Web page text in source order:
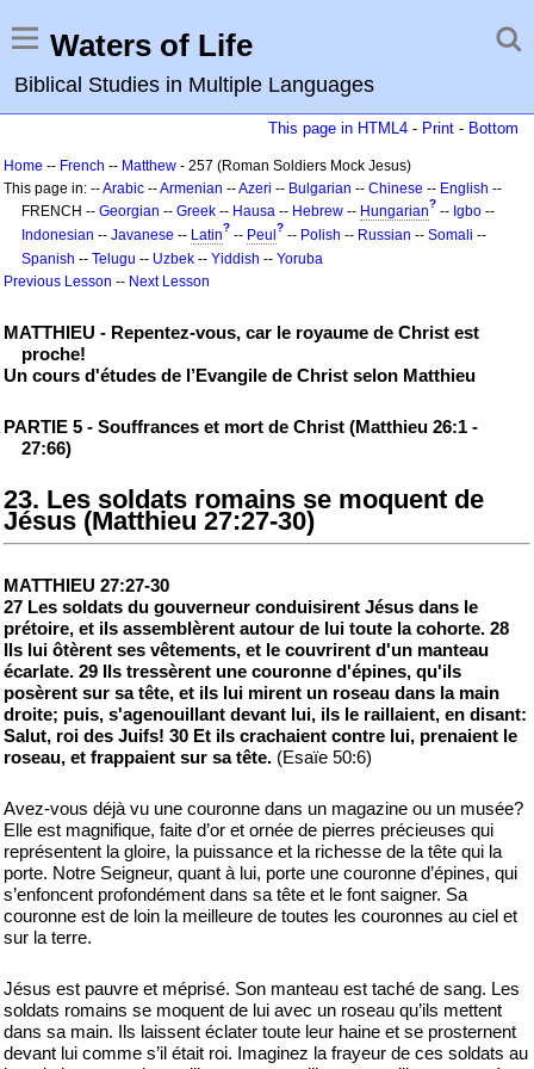
Waters of Life
Biblical Studies in Multiple Languages
This page in HTML4 - Print - Bottom
Home -- French -- Matthew - 257 (Roman Soldiers Mock Jesus)
This page in: --Arabic --Armenian --Azeri -- Bulgarian -- Chinese -- English --
FRENCH -- Georgian -- Greek -- Hausa -- Hebrew -- Hungarian? -- Igbo --
Indonesian -- Javanese -- Latin? -- Peul ? -- Polish -- Russian -- Somali --
Spanish -- Telugu -- Uzbek -- Yiddish -- Yoruba
Previous Lesson -- Next Lesson
MATTHIEU - Repentez-vous, car le royaume de Christ est
proche!
Un cours d'études de l’Evangile de Christ selon Matthieu
PARTIE 5 - Souffrances et mort de Christ (Matthieu 26:1 -
27:66)
23. Les soldats romains se moquent de
Jésus (Matthieu 27:27-30)
MATTHIEU 27:27-30
27 Les soldats du gouverneur conduisirent Jésus dans le
prétoire, et ils assemblèrent autour de lui toute la cohorte. 28
Ils lui ôtèrent ses vêtements, et le couvrirent d'un manteau
écarlate. 29 Ils tressèrent une couronne d'épines, qu'ils
posèrent sur sa tête, et ils lui mirent un roseau dans la main
droite; puis, s'agenouillant devant lui, ils le raillaient, en disant:
Salut, roi des Juifs! 30 Et ils crachaient contre lui, prenaient le
roseau, et frappaient sur sa tête. (Esaïe 50:6)
Avez-vous déjà vu une couronne dans un magazine ou un musée?
Elle est magnifique, faite d’or et ornée de pierres précieuses qui
représentent la gloire, la puissance et la richesse de la tête qui la
porte. Notre Seigneur, quant à lui, porte une couronne d’épines, qui
s’enfoncent profondément dans sa tête et le font saigner. Sa
couronne est de loin la meilleure de toutes les couronnes au ciel et
sur la terre.
Jésus est pauvre et méprisé. Son manteau est taché de sang. Les
soldats romains se moquent de lui avec un roseau qu’ils mettent
dans sa main. Ils laissent éclater toute leur haine et se prosternent
devant lui comme s’il était roi. Imaginez la frayeur de ces soldats au